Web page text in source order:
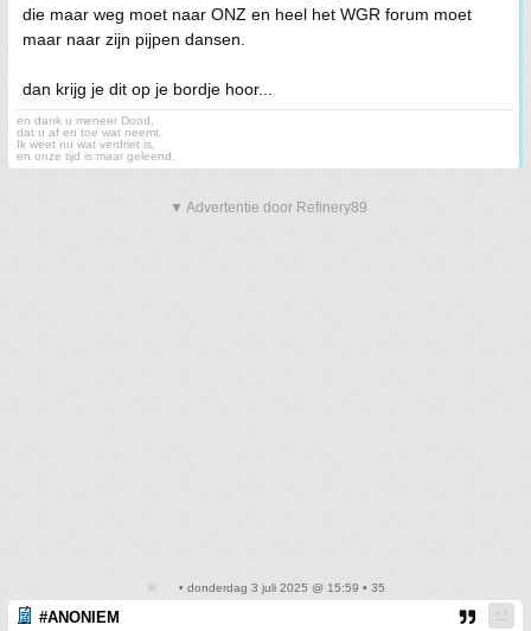
die maar weg moet naar ONZ en heel het WGR forum moet
maar naar zijn pijpen dansen.
dan krijg je dit op je bordje hoor...
en dank u meneer Dood,
dat u af en toe wat neemt.
Ik weet nu wat verdriet is,
en onze tijd is maar geleend.
▼ Advertentie door Refinery89
• donderdag 3 juli 2025 @ 15:59 • 35
#ANONIEM